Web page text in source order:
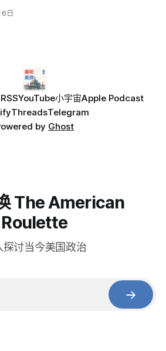
助理后退选，其选区已被列为胜负难
日
YouTube小宇宙Apple Podcast
ThreadsTelegram
by Ghost
The American
Roulette
探讨当今美国政治